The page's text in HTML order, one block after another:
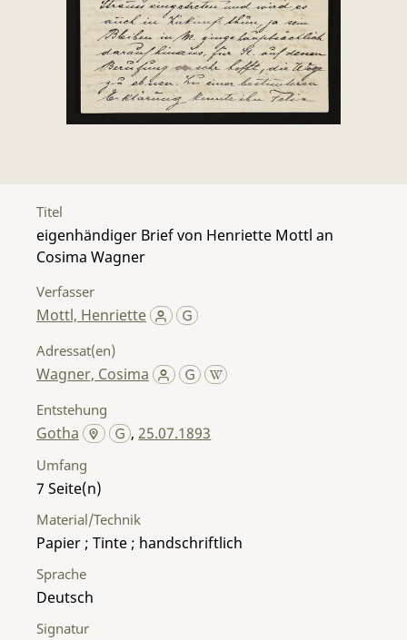
Titel
eigenhändiger Brief von Henriette Mottl an
Cosima Wagner
Verfasser
Mottl, Henriette
Adressat(en)
Wagner, Cosima
Entstehung
Gotha ,25.07.1893
Umfang
7
Material/Technik
Papier ; Tinte ; handschriftlich
Sprache
Deutsch
Signatur